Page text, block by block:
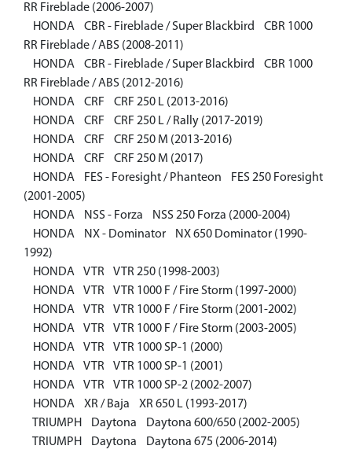
RR Fireblade (2006-2007)
HONDA CBR - Fireblade / Super Blackbird CBR 1000
RR Fireblade / ABS (2008-2011)
HONDA CBR - Fireblade / Super Blackbird CBR 1000
RR Fireblade / ABS (2012-2016)
HONDA CRF CRF 250 L (2013-2016)
HONDA CRF CRF 250 L / Rally (2017-2019)
HONDA CRF CRF 250 M (2013-2016)
HONDA CRF CRF 250 M (2017)
HONDA FES - Foresight / Phanteon FES 250 Foresight
(2001-2005)
HONDA NSS - Forza NSS 250 Forza (2000-2004)
HONDA NX - Dominator NX 650 Dominator (1990-
1992)
HONDA VTR VTR 250 (1998-2003)
HONDA VTR VTR 1000 F / Fire Storm (1997-2000)
HONDA VTR VTR 1000 F / Fire Storm (2001-2002)
HONDA VTR VTR 1000 F / Fire Storm (2003-2005)
HONDA VTR VTR 1000 SP-1 (2000)
HONDA VTR VTR 1000 SP-1 (2001)
HONDA VTR VTR 1000 SP-2 (2002-2007)
HONDA XR / Baja XR 650 L (1993-2017)
TRIUMPH Daytona Daytona 600/650 (2002-2005)
TRIUMPH Daytona Daytona 675 (2006-2014)